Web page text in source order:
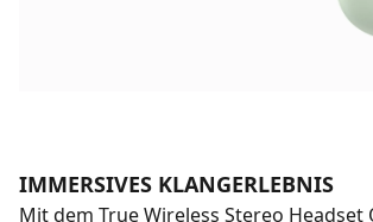
IMMERSIVES KLANGERLEBNIS
Mit dem True Wireless Stereo Headset